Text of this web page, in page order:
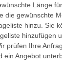
Länge
die gewünschte
hinzu. Sie
hinzufügen
prüfen Ihre
ein Angebot